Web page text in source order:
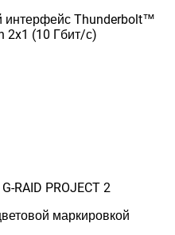
интерфейс Thunderbolt™
2x1 (10 Гбит/с)
RAID PROJECT 2
маркировкой